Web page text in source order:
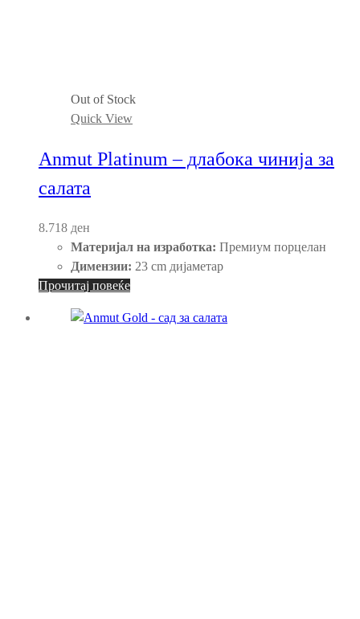
Out of Stock
Quick View
Anmut Platinum – длабока чинија за
салата
8.718 ден
Материјал на изработка: Премиум порцелан
Димензии: 23 cm дијаметар
Прочитај повеќе